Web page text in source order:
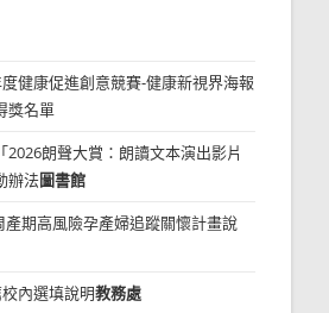
健康促進創意競賽-健康新視界海報
獎名單
2026朗聲大賞：朗讀文本演出影片
辦法圖書館
產期高風險孕產婦追蹤關懷計畫說
內選填說明教務處